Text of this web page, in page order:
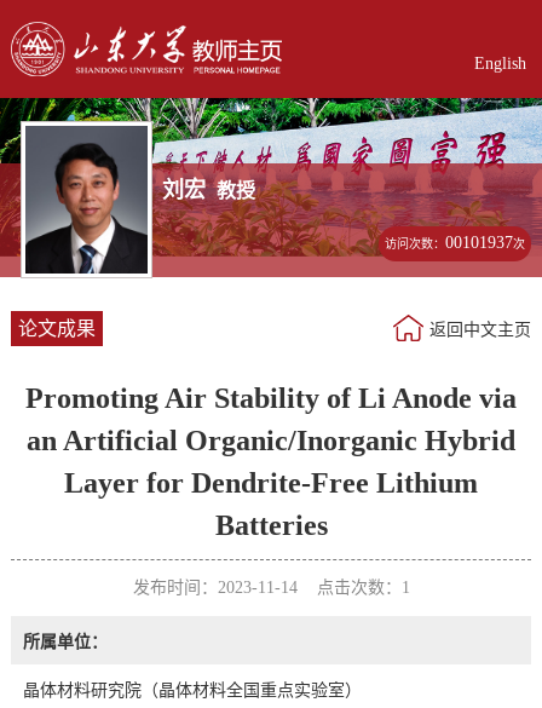
English
刘宏 教授
访问次数：00101937次
论文成果 返回中文主页
Promoting Air Stability of Li Anode via
an Artificial Organic/Inorganic Hybrid
Layer for Dendrite-Free Lithium
Batteries
发布时间：2023-11-14 点击次数： 1
所属单位：
晶体材料研究院（晶体材料全国重点实验室）